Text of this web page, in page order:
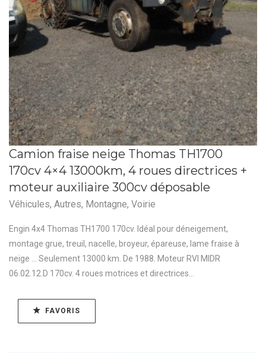
Camion fraise neige Thomas TH1700
170cv 4×4 13000km, 4 roues directrices +
moteur auxiliaire 300cv déposable
Véhicules, Autres, Montagne, Voirie
Engin 4x4 Thomas TH1700 170cv. Idéal pour déneigement,
montage grue, treuil, nacelle, broyeur, épareuse, lame fraise à
neige ... Seulement 13000 km. De 1988. Moteur RVI MIDR
06.02.12.D 170cv. 4 roues motrices et directrices...
FAVORIS